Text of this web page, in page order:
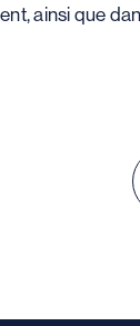
ainsi que